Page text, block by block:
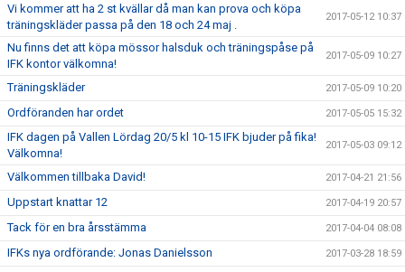
Vi kommer att ha 2 st kvällar då man kan prova och köpa
träningskläder passa på den 18 och 24 maj .
2017-05-12 10:37
Nu finns det att köpa mössor halsduk och träningspåse på
IFK kontor välkomna!
2017-05-09 10:27
Träningskläder 2017-05-09 10:20
Ordföranden har ordet 2017-05-05 15:32
IFK dagen på Vallen Lördag 20/5 kl 10-15 IFK bjuder på fika!
Välkomna!
2017-05-03 09:12
Välkommen tillbaka David! 2017-04-21 21:56
Uppstart knattar 12 2017-04-19 20:57
Tack för en bra årsstämma 2017-04-04 08:08
IFKs nya ordförande: Jonas Danielsson 2017-03-28 18:59